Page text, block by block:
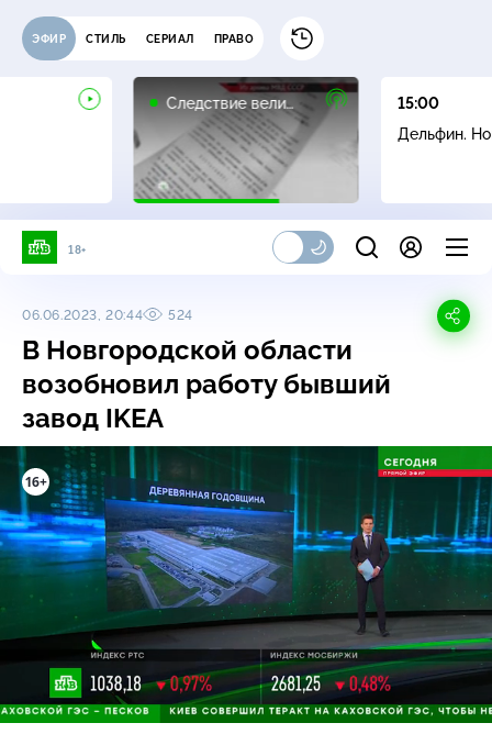
ЭФИР СТИЛЬ СЕРИАЛ ПРАВО
Следствие вели…
16+
15:00
Дельфин.
18+
06.06.2023, 20:44 524
В Новгородской области
возобновил работу бывший
завод IKEA
/
Загрузка:
100.00%
16+